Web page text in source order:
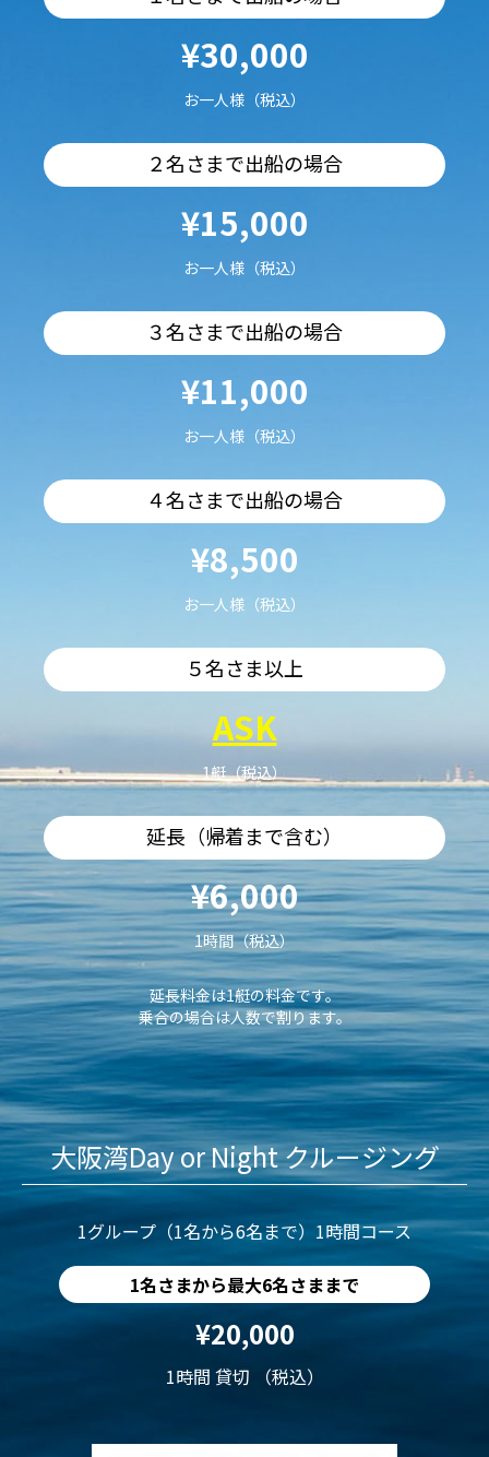
¥30,000
お一人様（税込）
２名さまで出船の場合
¥15,000
お一人様（税込）
３名さまで出船の場合
¥11,000
お一人様（税込）
４名さまで出船の場合
¥8,500
お一人様（税込）
５名さま以上
ASK
1艇（税込）
延長（帰着まで含む）
¥6,000
1時間（税込）
延長料金は1艇の料金です。
乗合の場合は人数で割ります。
大阪湾Day or Night クルージング
1グループ（1名から6名まで）1時間コース
1名さまから最大6名さままで
¥20,000
1時間 貸切 （税込）